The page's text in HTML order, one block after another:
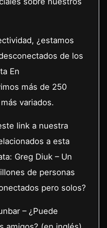
¿estamos
de los
En
más de 250
variados.
link a nuestra
a esta
Greg Diuk – Un
de personas
pero solos?
– ¿Puede